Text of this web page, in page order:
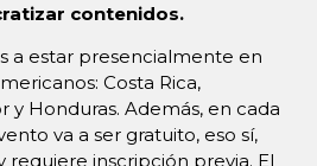
contenidos.
a estar presencialmente en
Costa Rica,
y Honduras. Además, en cada
va a ser gratuito, eso sí,
inscripción previa. El